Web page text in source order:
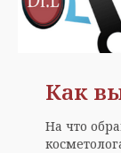
Как
На что